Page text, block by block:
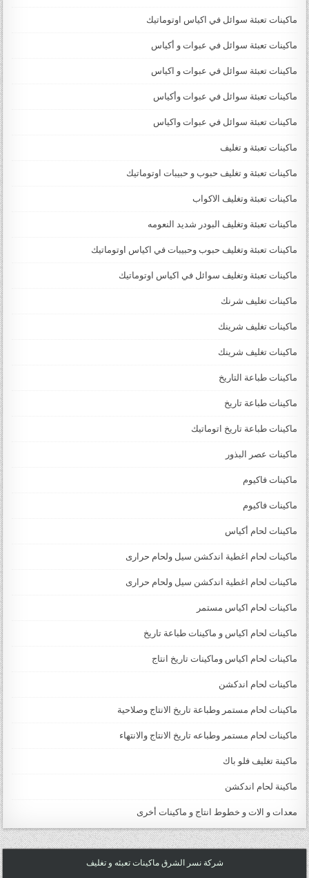
ماكينات تعبئة سوائل في اكياس اوتوماتيك
ماكينات تعبئة سوائل في عبوات و أكياس
ماكينات تعبئة سوائل في عبوات و اكياس
ماكينات تعبئة سوائل في عبوات وأكياس
ماكينات تعبئة سوائل في عبوات واكياس
ماكينات تعبئة و تغليف
ماكينات تعبئة و تغليف حبوب و حبيبات اوتوماتيك
ماكينات تعبئة وتغليف الاكواب
ماكينات تعبئة وتغليف البودر شديد النعومه
ماكينات تعبئة وتغليف حبوب وحبيبات في اكياس اوتوماتيك
ماكينات تعبئة وتغليف سوائل في اكياس اوتوماتيك
ماكينات تغليف شرنك
ماكينات تغليف شرينك
ماكينات تغليف شرينك
ماكينات طباعة التاريخ
ماكينات طباعة تاريخ
ماكينات طباعة تاريخ اتوماتيك
ماكينات عصر البذور
ماكينات فاكيوم
ماكينات فاكيوم
ماكينات لحام أكياس
ماكينات لحام اغطية اندكشن سيل ولحام حرارى
ماكينات لحام اغطية اندكشن سيل ولحام حرارى
ماكينات لحام اكياس مستمر
ماكينات لحام اكياس و ماكينات طباعة تاريخ
ماكينات لحام اكياس وماكينات تاريخ انتاج
ماكينات لحام اندكشن
ماكينات لحام مستمر وطباعة تاريخ الانتاج وصلاحية
ماكينات لحام مستمر وطباعه تاريخ الانتاج والانتهاء
ماكينة تغليف فلو باك
ماكينة لحام اندكشن
معدات و الات و خطوط انتاج و ماكينات أخرى
شركة نسر الشرق ماكينات تعبئه و تغليف